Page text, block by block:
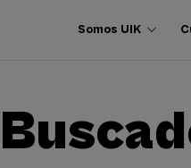
Somos UIK